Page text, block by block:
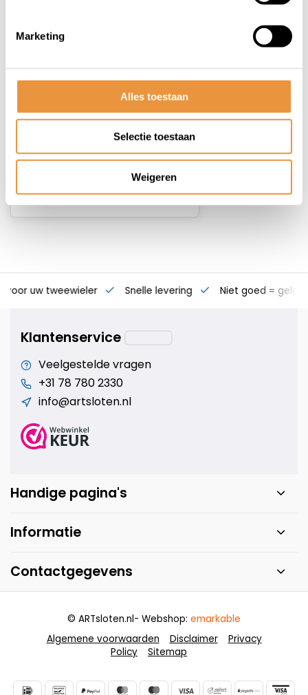
Marketing
Alles toestaan
Selectie toestaan
Weigeren
Los beugelslot ART-3
Op voorraad
19,95
voor uw tweewieler Snelle levering Niet goed = geld
Klantenservice
Veelgestelde vragen
+31 78 780 2330
info@artsloten.nl
Handige pagina's
Informatie
Contactgegevens
Algemene voorwaarden Disclaimer
Privacy
Policy
Sitemap
© ARTsloten.nl- Webshop: emarkable